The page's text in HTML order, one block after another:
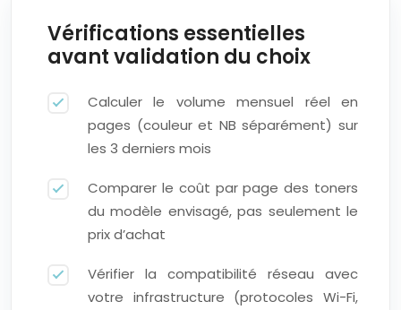
Vérifications essentielles
avant validation du choix
Calculer le volume mensuel réel en
pages (couleur et NB séparément) sur
les 3 derniers mois
Comparer le coût par page des toners
du modèle envisagé, pas seulement le
prix d’achat
Vérifier la compatibilité réseau avec
votre infrastructure (protocoles Wi-Fi,